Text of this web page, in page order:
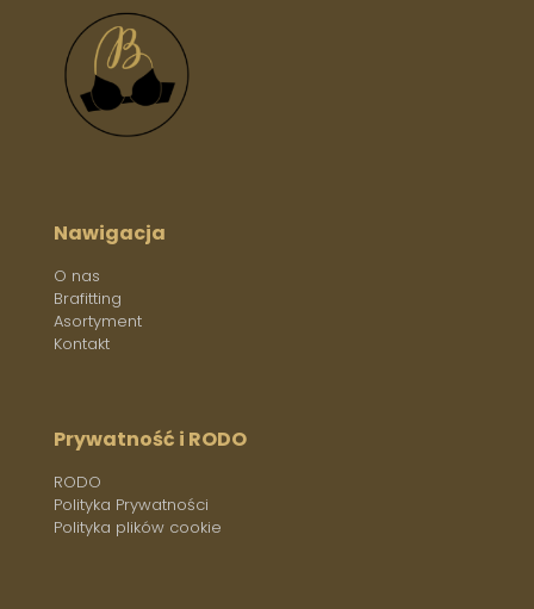
Nawigacja
O nas
Brafitting
Asortyment
Kontakt
Prywatność i RODO
RODO
Polityka Prywatności
Polityka plików cookie